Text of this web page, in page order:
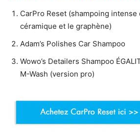
CarPro Reset (shampoing
céramique et le graphène)
Adam’s Polishes Car Shampoo
Wowo’s Detailers Shampoo
M-Wash (version pro)